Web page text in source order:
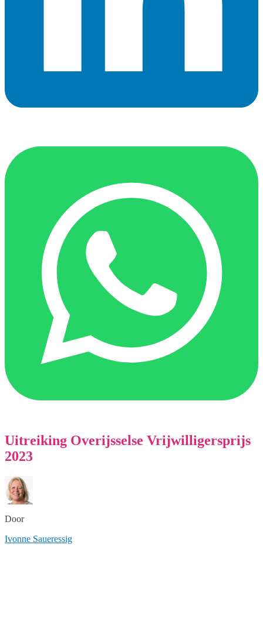
Uitreiking Overijsselse Vrijwilligersprijs
2023
Door
Ivonne Saueressig